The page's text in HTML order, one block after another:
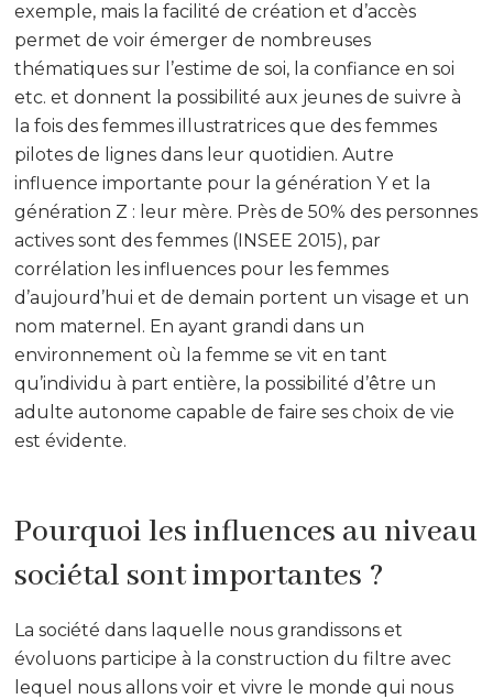
exemple, mais la facilité de création et d’accès
permet de voir émerger de nombreuses
thématiques sur l’estime de soi, la confiance en soi
etc. et donnent la possibilité aux jeunes de suivre à
la fois des femmes illustratrices que des femmes
pilotes de lignes dans leur quotidien. Autre
influence importante pour la génération Y et la
génération Z : leur mère. Près de 50% des personnes
actives sont des femmes (INSEE 2015), par
corrélation les influences pour les femmes
d’aujourd’hui et de demain portent un visage et un
nom maternel. En ayant grandi dans un
environnement où la femme se vit en tant
qu’individu à part entière, la possibilité d’être un
adulte autonome capable de faire ses choix de vie
est évidente.
Pourquoi les influences au niveau
sociétal sont importantes ?
La société dans laquelle nous grandissons et
évoluons participe à la construction du filtre avec
lequel nous allons voir et vivre le monde qui nous